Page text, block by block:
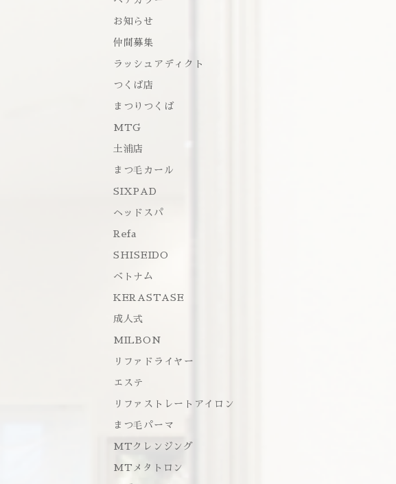
お知らせ
仲間募集
ラッシュアディクト
つくば店
まつりつくば
MTG
土浦店
まつ毛カール
SIXPAD
ヘッドスパ
Refa
SHISEIDO
ベトナム
KERASTASE
成人式
MILBON
リファドライヤー
エステ
リファストレートアイロン
まつ毛パーマ
MTクレンジング
MTメタトロン